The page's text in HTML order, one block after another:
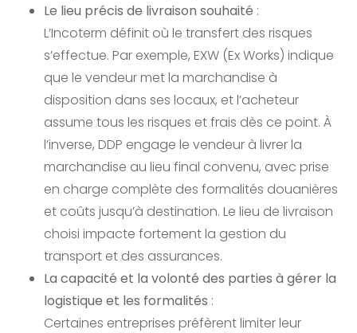
Le lieu précis de livraison souhaité :
L’Incoterm définit où le transfert des risques
s’effectue. Par exemple, EXW (Ex Works) indique
que le vendeur met la marchandise à
disposition dans ses locaux, et l’acheteur
assume tous les risques et frais dès ce point. À
l’inverse, DDP engage le vendeur à livrer la
marchandise au lieu final convenu, avec prise
en charge complète des formalités douanières
et coûts jusqu’à destination. Le lieu de livraison
choisi impacte fortement la gestion du
transport et des assurances.
La capacité et la volonté des parties à gérer la
logistique et les formalités :
Certaines entreprises préfèrent limiter leur